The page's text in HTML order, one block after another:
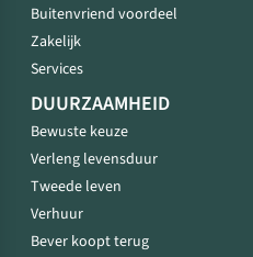
Buitenvriend voordeel
Zakelijk
Services
DUURZAAMHEID
Bewuste keuze
Verleng levensduur
Tweede leven
Verhuur
Bever koopt terug